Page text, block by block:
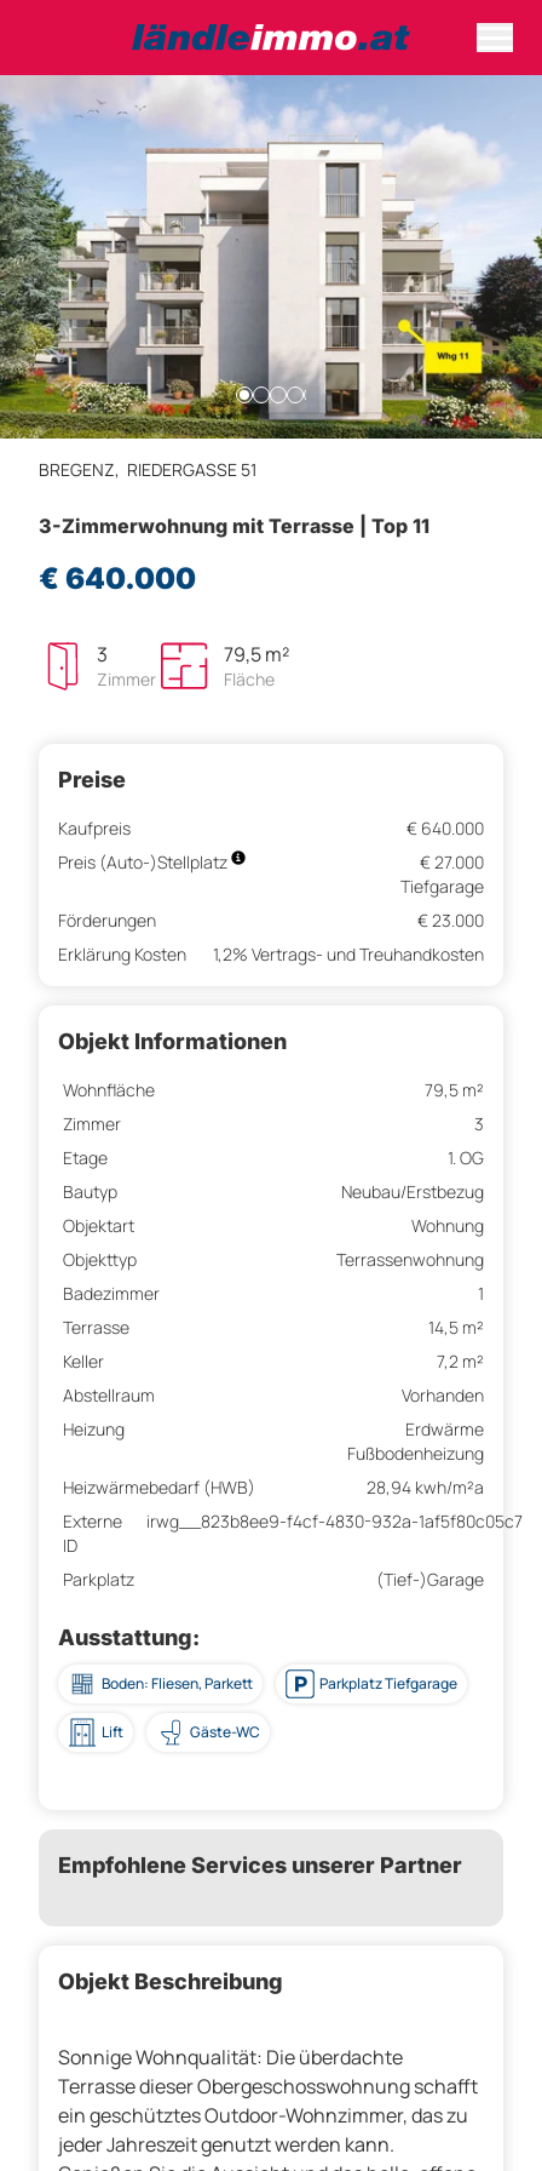
BREGENZ, RIEDERGASSE 51
3-Zimmerwohnung mit Terrasse | Top 11
€ 640.000
3
Zimmer
79,5 m²
Fläche
Preise
Kaufpreis
€ 640.000
Preis (Auto-)Stellplatz
€ 27.000
Tiefgarage
Förderungen
€ 23.000
Erklärung Kosten
1,2% Vertrags- und Treuhandkosten
Objekt Informationen
Wohnfläche
79,5 m²
Zimmer
3
Etage
1. OG
Bautyp
Neubau/Erstbezug
Objektart
Wohnung
Objekttyp
Terrassenwohnung
Badezimmer
1
Terrasse
14,5 m²
Keller
7,2 m²
Abstellraum
Vorhanden
Heizung
Erdwärme
Fußbodenheizung
Heizwärmebedarf (HWB)
28,94 kwh/m²a
Externe
ID
irwg__823b8ee9-f4cf-4830-932a-1af5f80c05c7
Parkplatz (Tief-)Garage
Ausstattung:
Boden: Fliesen, Parkett Parkplatz Tiefgarage
Lift Gäste-WC
Empfohlene Services unserer Partner
Objekt Beschreibung
Sonnige Wohnqualität: Die überdachte
Terrasse dieser Obergeschosswohnung schafft
ein geschütztes Outdoor-Wohnzimmer, das zu
jeder Jahreszeit genutzt werden kann.